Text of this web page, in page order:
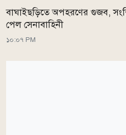
বাঘাইছড়িতে অপহরণের গুজব,
পেল সেনাবাহিনী
১০:০৭ PM